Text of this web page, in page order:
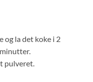
og la det koke i 2
pulveret.